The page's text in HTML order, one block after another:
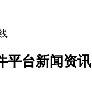
平台新闻资讯